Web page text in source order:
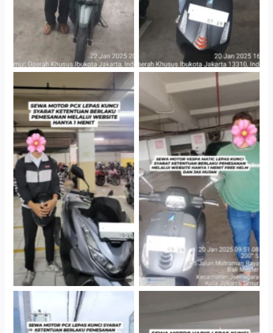
Hotel Kartika Chandra,
Jakarta Selatan
Cityplaza Jatinegara
Gedung Parkir P6A